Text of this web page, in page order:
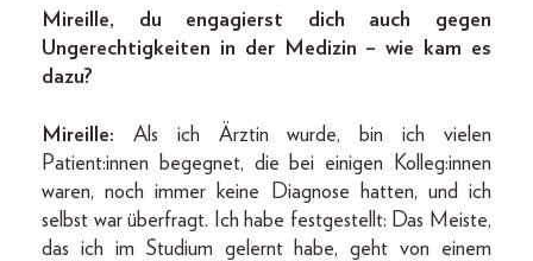
Mireille, du engagierst dich auch gegen
Ungerechtigkeiten in der Medizin – wie kam es
dazu?
Mireille: Als ich Ärztin wurde, bin ich vielen
Patient:innen begegnet, die bei einigen Kolleg:innen
waren, noch immer keine Diagnose hatten, und ich
selbst war überfragt. Ich habe festgestellt: Das Meiste,
das ich im Studium gelernt habe, geht von einem